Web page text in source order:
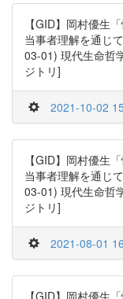
【GID】岡村優生
当事者理解を通じ
03-01) 現代生命哲
ジトリ]
2021-10-02
【GID】岡村優生
当事者理解を通じ
03-01) 現代生命哲
ジトリ]
2021-08-01
【GID】岡村優生